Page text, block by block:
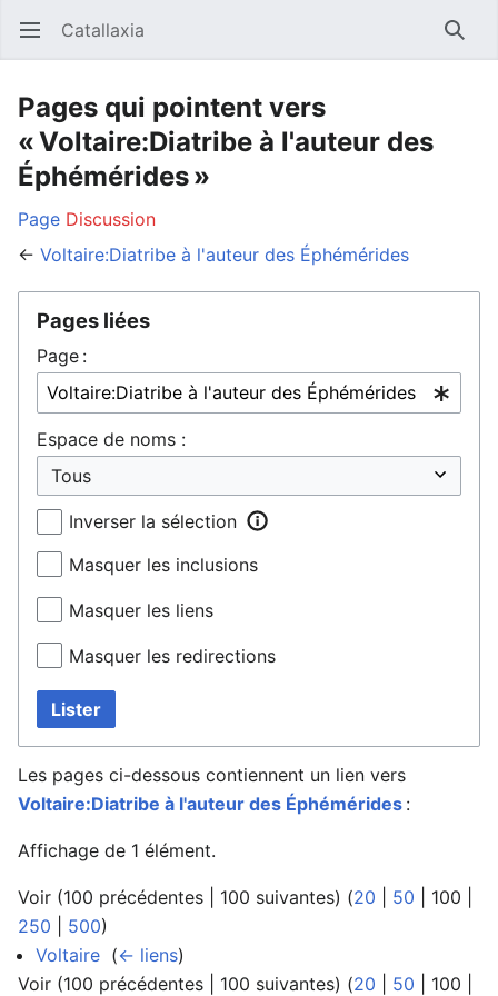
Ouvrir le menu principal Catallaxia
Pages qui pointent vers
« Voltaire:Diatribe à l'auteur des
Éphémérides »
Page Discussion
← Voltaire:Diatribe à l'auteur des Éphémérides
Pages liées
Page :
Espace de noms :
Inverser la sélection
Masquer les inclusions
Masquer les liens
Masquer les redirections
Lister
Les pages ci-dessous contiennent un lien vers
Voltaire:Diatribe à l'auteur des Éphémérides :
Affichage de 1 élément.
Voir (100 précédentes 100 suivantes) (20 50 100
250
500)
Voltaire (← liens)
Voir (100 précédentes 100 suivantes) (20 50 100